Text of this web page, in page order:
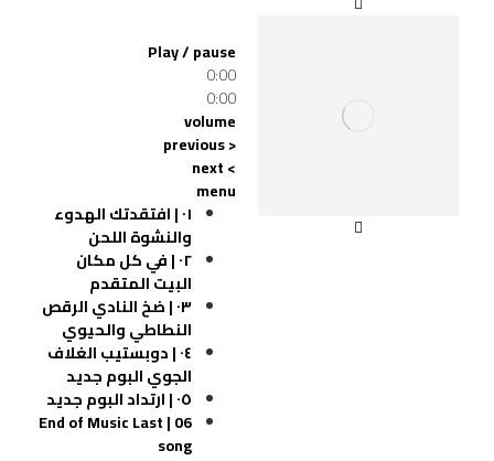
Play / pause
0:00
0:00
volume
< previous
> next
menu
٠١ | افتقدتك
الهدوء
والنشوة اللحن
٠٢ | في كل مكان
البيت المتقدم
٠٣ | ضخ النادي
الرقص
النطاطي والحيوي
٠٤ | دوبستيب الغلاف
الجويالبوم جديد
٠٥ | ارتداد
البوم جديد
06 | End of Music
Last
song